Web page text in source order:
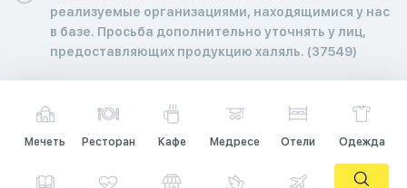
реализуемые организациями, находящимися у нас
в базе. Просьба дополнительно уточнять у лиц,
предоставляющих продукцию халяль. (37549)
Мечеть Ресторан Кафе Медресе Отели Одежда